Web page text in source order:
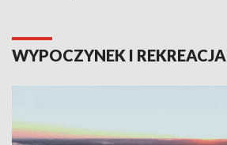
WYPOCZYNEK I REKREACJA